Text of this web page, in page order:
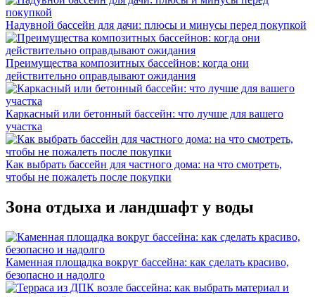
Надувной бассейн для дачи: плюсы и минусы перед покупкой
Преимущества композитных бассейнов: когда они
действительно оправдывают ожидания
Каркасный или бетонный бассейн: что лучше для вашего
участка
Как выбрать бассейн для частного дома: на что смотреть,
чтобы не пожалеть после покупки
Зона отдыха и ландшафт у воды
Каменная площадка вокруг бассейна: как сделать красиво,
безопасно и надолго